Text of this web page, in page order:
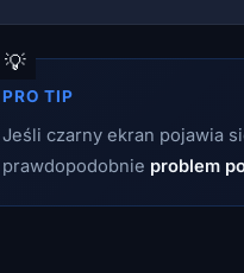
PRO TIP
Jeśli czarny ekran pojawia
prawdopodobnie problem